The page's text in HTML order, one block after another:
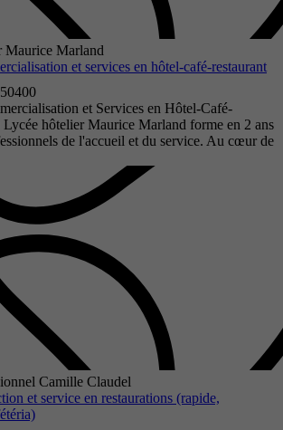
Maurice Marland
et services en hôtel-café-restaurant
et Services en Hôtel-Café-
Lycée hôtelier Maurice Marland forme en 2 ans
de l'accueil et du service. Au cœur de
Camille Claudel
et service en restaurations (rapide,